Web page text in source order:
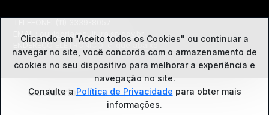
EMAIL:
ouvidoria@cultura.sp.gov.br
ENDEREÇO ELETRÔNICO: clique abaixo
Ouvidoria
Clicando em "Aceito todos os Cookies" ou continuar a
navegar no site, você concorda com o armazenamento de
cookies no seu dispositivo para melhorar a experiência e
navegação no site.
Consulte a Política de Privacidade para obter mais
informações.